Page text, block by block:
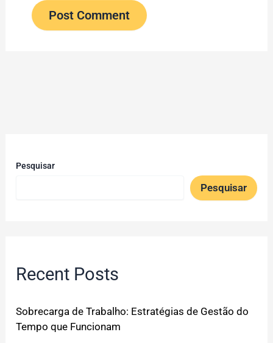
Pesquisar
Pesquisar
Recent Posts
Sobrecarga de Trabalho: Estratégias de Gestão do
Tempo que Funcionam